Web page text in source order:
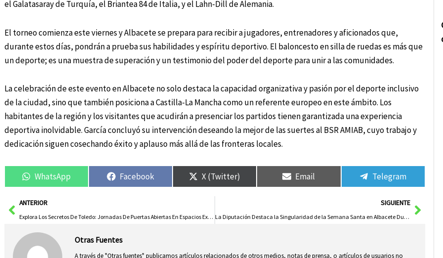
el Galatasaray de Turquía, el Briantea 84 de Italia, y el Lahn-Dill de Alemania.
El torneo comienza este viernes y Albacete se prepara para recibir a jugadores, entrenadores y aficionados que,
durante estos días, pondrán a prueba sus habilidades y espíritu deportivo. El baloncesto en silla de ruedas es más que
un deporte; es una muestra de superación y un testimonio del poder del deporte para unir a las comunidades.
La celebración de este evento en Albacete no solo destaca la capacidad organizativa y pasión por el deporte inclusivo
de la ciudad, sino que también posiciona a Castilla-La Mancha como un referente europeo en este ámbito. Los
habitantes de la región y los visitantes que acudirán a presenciar los partidos tienen garantizada una experiencia
deportiva inolvidable. García concluyó su intervención deseando la mejor de las suertes al BSR AMIAB, cuyo trabajo y
dedicación siguen cosechando éxito y aplauso más allá de las fronteras locales.
WhatsApp Facebook X (Twitter) Email Telegram
AntANTERIOR
Explora Los Secretos De Toledo: Jornadas De Puertas Abiertas En Espacios Exclusivos
SIGUIENTE
La Diputación Destaca la Singularidad de la Semana Santa en Albacete Durante la Presentación de la Revista Cirineo
Otras Fuentes
A través de "Otras fuentes" publicamos artículos relacionados de otros medios, notas de prensa, o artículos de usuarios no